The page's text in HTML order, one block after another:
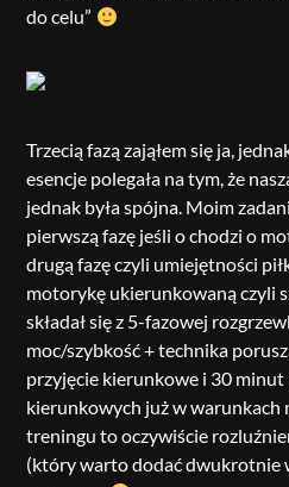
do celu”
Trzecią fazą zająłem się ja,
esencje polegała na tym, że
jednak była spójna. Moim
pierwszą fazę jeśli o chodzi o
drugą fazę czyli umiejętności
motorykę ukierunkowaną czyli
składał się z 5-fazowej
moc/szybkość + technika
przyjęcie kierunkowe i 30
kierunkowych już w warunkach
treningu to oczywiście
(który warto dodać dwukrotnie